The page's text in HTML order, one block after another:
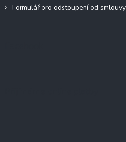
Formulář pro odstoupení od smlouvy